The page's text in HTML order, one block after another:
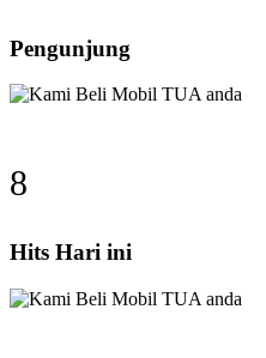
Pengunjung
10
Hits Hari ini